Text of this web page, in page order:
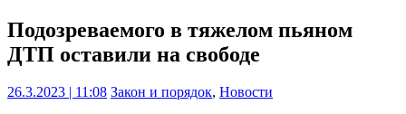
Подозреваемого в тяжелом пьяном
ДТП оставили на свободе
26.3.2023 | 11:08 Закон и порядок, Новости